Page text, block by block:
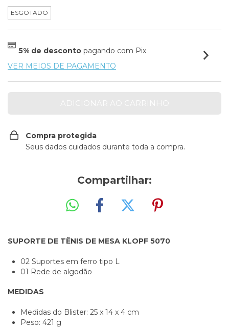
ESGOTADO
5% de descontopagando com Pix
VER MEIOS DE PAGAMENTO
Compra protegida
Seus dados cuidados durante toda a compra.
Compartilhar:
SUPORTE DE TÊNIS DE MESA KLOPF 5070
02 Suportes em ferro tipo L
01 Rede de algodão
MEDIDAS
Medidas do Blister: 25 x 14 x 4 cm
Peso: 421 g